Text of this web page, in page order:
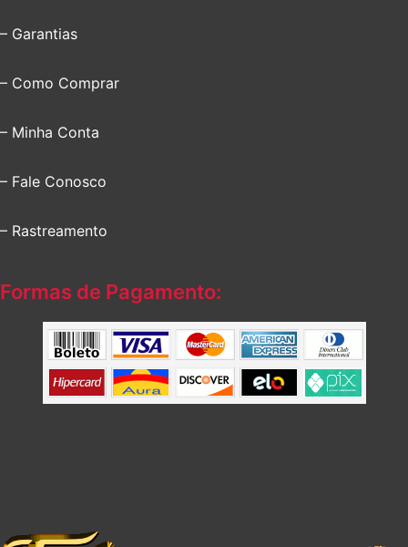
– Garantias
– Como Comprar
– Minha Conta
– Fale Conosco
– Rastreamento
Formas de Pagamento: